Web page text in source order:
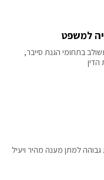
למשפט
בתחומי הגנת סייבר,
הדין
גבוהה למתן מענה מהיר ויעיל